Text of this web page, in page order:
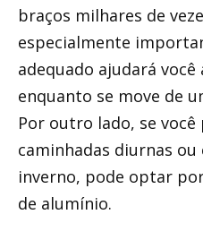
braços milhares de
especialmente
adequado ajudará
enquanto se move de
Por outro lado, se
caminhadas diurnas ou
inverno, pode optar
de alumínio.